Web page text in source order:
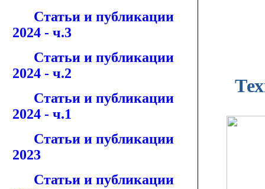
Статьи и публикации
2024 - ч.3
Статьи и публикации
2024 - ч.2
Статьи и публикации
2024 - ч.1
Статьи и публикации
2023
Статьи и публикации